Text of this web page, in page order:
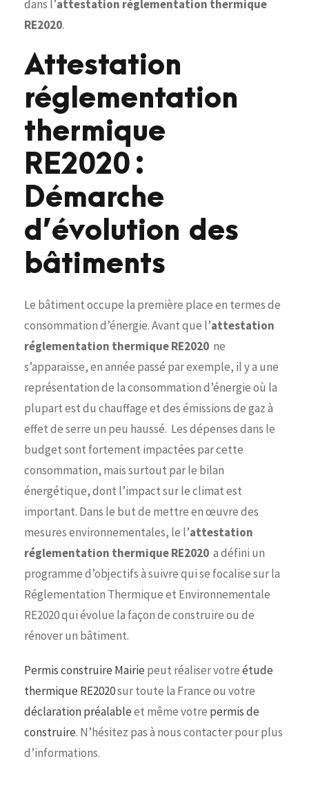
dans l’attestation réglementation thermique
RE2020.
Attestation
réglementation
thermique
RE2020 :
Démarche
d’évolution des
bâtiments
Le bâtiment occupe la première place en termes de
consommation d’énergie. Avant que l’attestation
réglementation thermique RE2020 ne
s’apparaisse, en année passé par exemple, il y a une
représentation de la consommation d’énergie où la
plupart est du chauffage et des émissions de gaz à
effet de serre un peu haussé. Les dépenses dans le
budget sont fortement impactées par cette
consommation, mais surtout par le bilan
énergétique, dont l’impact sur le climat est
important. Dans le but de mettre en œuvre des
mesures environnementales, le l’attestation
réglementation thermique RE2020 a défini un
programme d’objectifs à suivre qui se focalise sur la
Réglementation Thermique et Environnementale
RE2020 qui évolue la façon de construire ou de
rénover un bâtiment.
Permis construire Mairie peut réaliser votreétude
thermique RE2020sur toute la France ou votre
déclaration préalableet même votre permis de
construire. N’hésitez pas à nous contacter pour plus
d’informations.